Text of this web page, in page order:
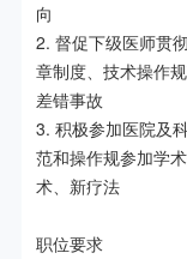
向
2. 督促下级医师贯
章制度、技术操作
差错事故
3. 积极参加医院及
范和操作规参加学
术、新疗法
职位要求